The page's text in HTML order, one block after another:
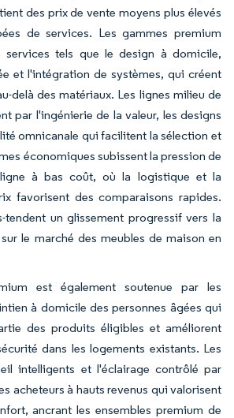
des prix de vente moyens plus élevés
de services. Les gammes premium
services tels que le design à domicile,
et l'intégration de systèmes, qui créent
delà des matériaux. Les lignes milieu de
par l'ingénierie de la valeur, les designs
omnicanale qui facilitent la sélection et
économiques subissent la pression de
à bas coût, où la logistique et la
favorisent des comparaisons rapides.
tendent un glissement progressif vers la
le marché des meubles de maison en
est également soutenue par les
à domicile des personnes âgées qui
des produits éligibles et améliorent
dans les logements existants. Les
intelligents et l'éclairage contrôlé par
acheteurs à hauts revenus qui valorisent
ancrant les ensembles premium de